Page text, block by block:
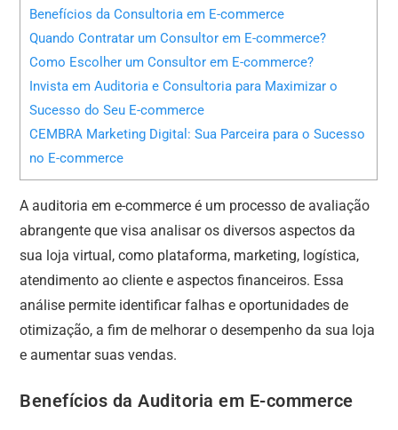
Benefícios da Consultoria em E-commerce
Quando Contratar um Consultor em E-commerce?
Como Escolher um Consultor em E-commerce?
Invista em Auditoria e Consultoria para Maximizar o
Sucesso do Seu E-commerce
CEMBRA Marketing Digital: Sua Parceira para o Sucesso
no E-commerce
A auditoria em e-commerce é um processo de avaliação
abrangente que visa analisar os diversos aspectos da
sua loja virtual, como plataforma, marketing, logística,
atendimento ao cliente e aspectos financeiros. Essa
análise permite identificar falhas e oportunidades de
otimização, a fim de melhorar o desempenho da sua loja
e aumentar suas vendas.
Benefícios da Auditoria em E-commerce